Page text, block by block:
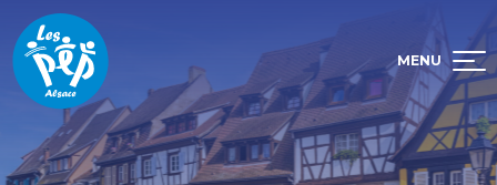
Aller directement à la navigation
Aller directement au contenu
MENU